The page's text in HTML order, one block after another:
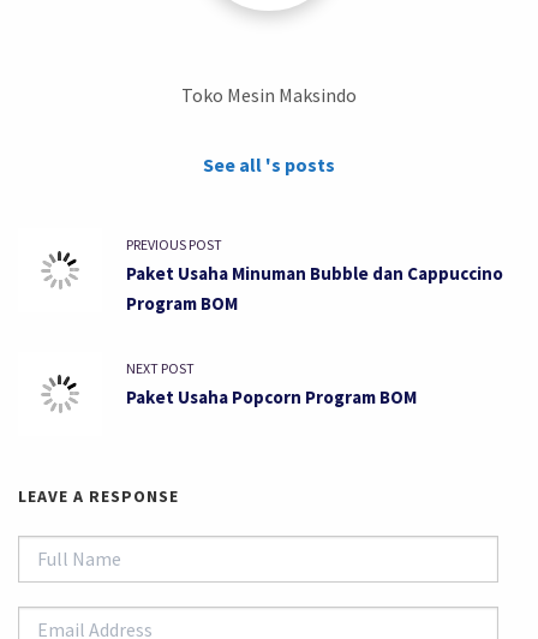
Toko Mesin Maksindo
See all 's posts
PREVIOUS POST
Paket Usaha Minuman Bubble dan Cappuccino
Program BOM
NEXT POST
Paket Usaha Popcorn Program BOM
LEAVE A RESPONSE